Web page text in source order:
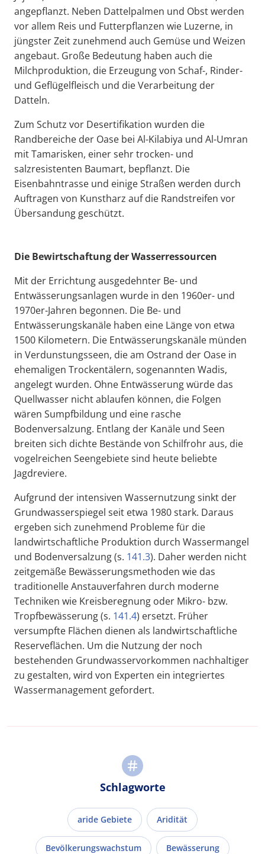
angepflanzt. Neben Dattelpalmen und Obst werden
vor allem Reis und Futterpflanzen wie Luzerne, in
jüngster Zeit zunehmend auch Gemüse und Weizen
angebaut. Große Bedeutung haben auch die
Milchproduktion, die Erzeugung von Schaf-, Rinder-
und Geflügelfleisch und die Verarbeitung der
Datteln.
Zum Schutz vor Desertifikation wurden die
Randbereiche der Oase bei Al-Kilabiya und Al-Umran
mit Tamarisken, einer sehr trocken- und
salzresistenten Baumart, bepflanzt. Die
Eisenbahntrasse und einige Straßen werden durch
Auftragen von Kunstharz auf die Randstreifen vor
Übersandung geschützt.
Die Bewirtschaftung der Wasserressourcen
Mit der Errichtung ausgedehnter Be- und
Entwässerungsanlagen wurde in den 1960er- und
1970er-Jahren begonnen. Die Be- und
Entwässerungskanäle haben eine Länge von etwa
1500 Kilometern. Die Entwässerungskanäle münden
in Verdunstungsseen, die am Ostrand der Oase in
ehemaligen Trockentälern, sogenannten Wadis,
angelegt wurden. Ohne Entwässerung würde das
Quellwasser nicht ablaufen können, die Folgen
wären Sumpfbildung und eine rasche
Bodenversalzung. Entlang der Kanäle und Seen
breiten sich dichte Bestände von Schilfrohr aus, die
vogelreichen Seengebiete sind heute beliebte
Jagdreviere.
Aufgrund der intensiven Wassernutzung sinkt der
Grundwasserspiegel seit etwa 1980 stark. Daraus
ergeben sich zunehmend Probleme für die
landwirtschaftliche Produktion durch Wassermangel
und Bodenversalzung (s. 141.3). Daher werden nicht
zeitgemäße Bewässerungsmethoden wie das
traditionelle Anstauverfahren durch moderne
Techniken wie Kreisberegnung oder Mikro- bzw.
Tropfbewässerung (s. 141.4) ersetzt. Früher
versumpfte Flächen dienen als landwirtschaftliche
Reserveflächen. Um die Nutzung der noch
bestehenden Grundwasservorkommen nachhaltiger
zu gestalten, wird von Experten ein integriertes
Wassermanagement gefordert.
Schlagworte
aride Gebiete Aridität
Bevölkerungswachstum Bewässerung